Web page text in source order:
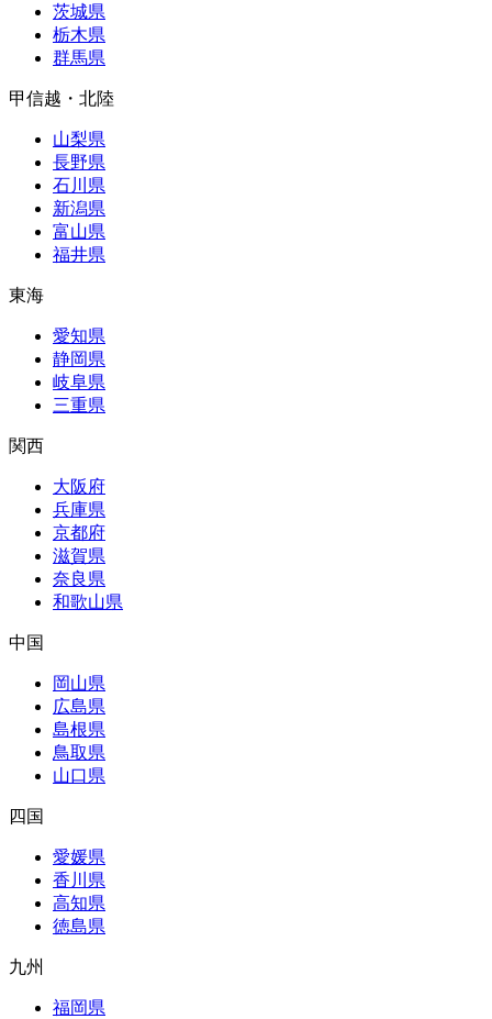
茨城県
栃木県
群馬県
甲信越・北陸
山梨県
長野県
石川県
新潟県
富山県
福井県
東海
愛知県
静岡県
岐阜県
三重県
関西
大阪府
兵庫県
京都府
滋賀県
奈良県
和歌山県
中国
岡山県
広島県
島根県
鳥取県
山口県
四国
愛媛県
香川県
高知県
徳島県
九州
福岡県